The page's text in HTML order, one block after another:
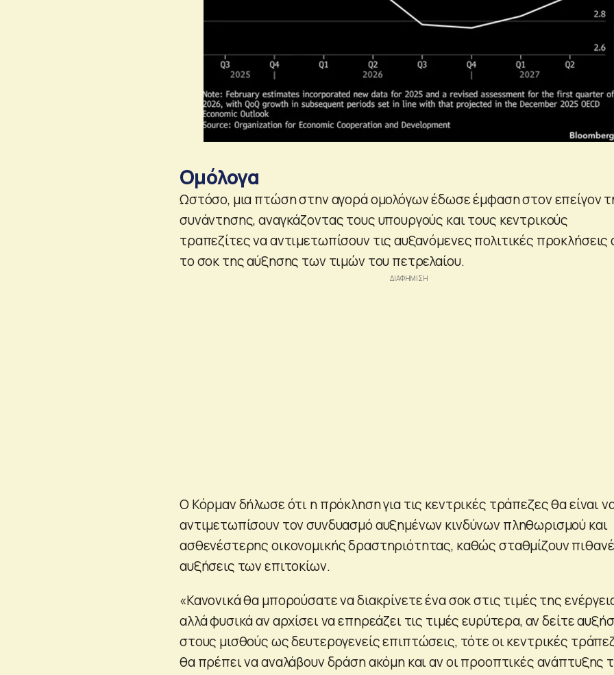
Ομόλογα
Ωστόσο, μια πτώση στην αγορά ομολόγων έδωσε έμφαση στον επείγον
συνάντησης, αναγκάζοντας τους υπουργούς και τους κεντρικούς
τραπεζίτες να αντιμετωπίσουν τις αυξανόμενες πολιτικές προκλήσεις
το σοκ της αύξησης των τιμών του πετρελαίου.
Ο Κόρμαν δήλωσε ότι η πρόκληση για τις κεντρικές τράπεζες θα είναι
αντιμετωπίσουν τον συνδυασμό αυξημένων κινδύνων πληθωρισμού και
ασθενέστερης οικονομικής δραστηριότητας, καθώς σταθμίζουν
αυξήσεις των επιτοκίων.
«Κανονικά θα μπορούσατε να διακρίνετε ένα σοκ στις τιμές της
αλλά φυσικά αν αρχίσει να επηρεάζει τις τιμές ευρύτερα, αν δείτε
στους μισθούς ως δευτερογενείς επιπτώσεις, τότε οι κεντρικές
θα πρέπει να αναλάβουν δράση ακόμη και αν οι προοπτικές ανάπτυξης